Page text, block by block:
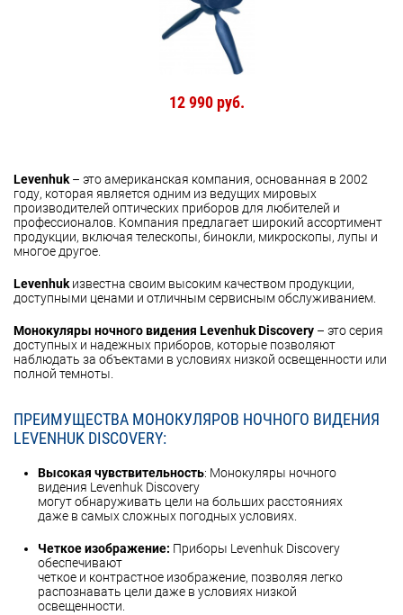
12 990 руб.
Levenhuk – это американская компания, основанная в 2002
году, которая является одним из ведущих мировых
производителей оптических приборов для любителей и
профессионалов. Компания предлагает широкий ассортимент
продукции, включая телескопы, бинокли, микроскопы, лупы и
многое другое.
Levenhuk известна своим высоким качеством продукции,
доступными ценами и отличным сервисным обслуживанием.
Монокуляры ночного видения Levenhuk Discovery – это серия
доступных и надежных приборов, которые позволяют
наблюдать за объектами в условиях низкой освещенности или
полной темноты.
ПРЕИМУЩЕСТВА МОНОКУЛЯРОВ НОЧНОГО ВИДЕНИЯ
LEVENHUK DISCOVERY:
Высокая чувствительность: Монокуляры ночного
видения Levenhuk Discovery
могут обнаруживать цели на больших расстояниях
даже в самых сложных погодных условиях.
Четкое изображение: Приборы Levenhuk Discovery
обеспечивают
четкое и контрастное изображение, позволяя легко
распознавать цели даже в условиях низкой
освещенности.